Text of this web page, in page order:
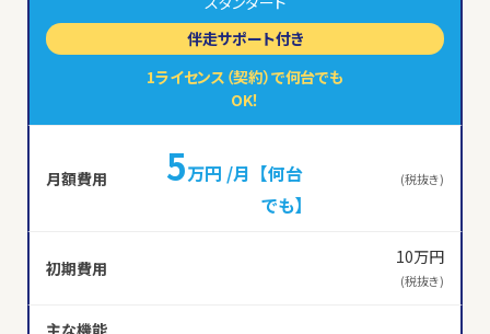
伴走サポート付き
1ライセンス（契約）で何台でも
OK！
月額費用 5万円 /月 【何台
でも】
(税抜き)
初期費用
10万円
(税抜き)